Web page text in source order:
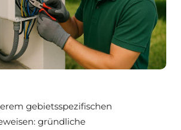
gebietsspezifischen
gründliche